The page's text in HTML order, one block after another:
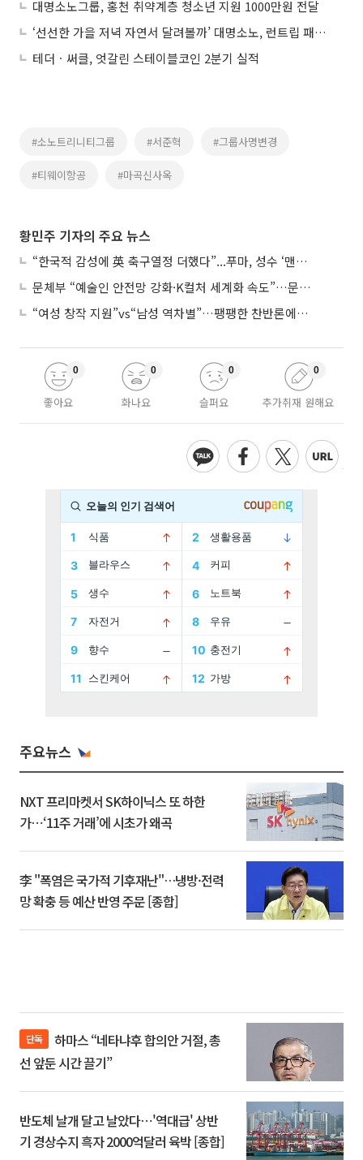
대명소노그룹, 홍천 취약계층 청소년 지원 1000만원 전달
‘선선한 가을 저녁 자연서 달려볼까’ 대명소노, 런트립 패키지 선봬
테더ㆍ써클, 엇갈린 스테이블코인 2분기 실적
#소노트리니티그룹 #서준혁 #그룹사명변경
#티웨이항공 #마곡신사옥
황민주 기자의 주요 뉴스
“한국적 감성에 英 축구열정 더했다”...푸마, 성수 ‘맨시티 하우스’ 팝업
문체부 “예술인 안전망 강화·K컬처 세계화 속도”…문화강국 청사진 제시
“여성 창작 지원”vs“남성 역차별”…팽팽한 찬반론에 심사위원도 고심
좋아요
0
화나요
0
슬퍼요
0
추가취재 원해요
0
주요뉴스
NXT 프리마켓서 SK하이닉스 또 하한
가⋯‘11주 거래’에 시초가 왜곡
李 "폭염은 국가적 기후재난"…냉방·전력
망 확충 등 예산 반영 주문 [종합]
단독
선 앞둔 시간 끌기”
반도체 날개 달고 날았다⋯'역대급' 상반
기 경상수지 흑자 2000억달러 육박 [종합]